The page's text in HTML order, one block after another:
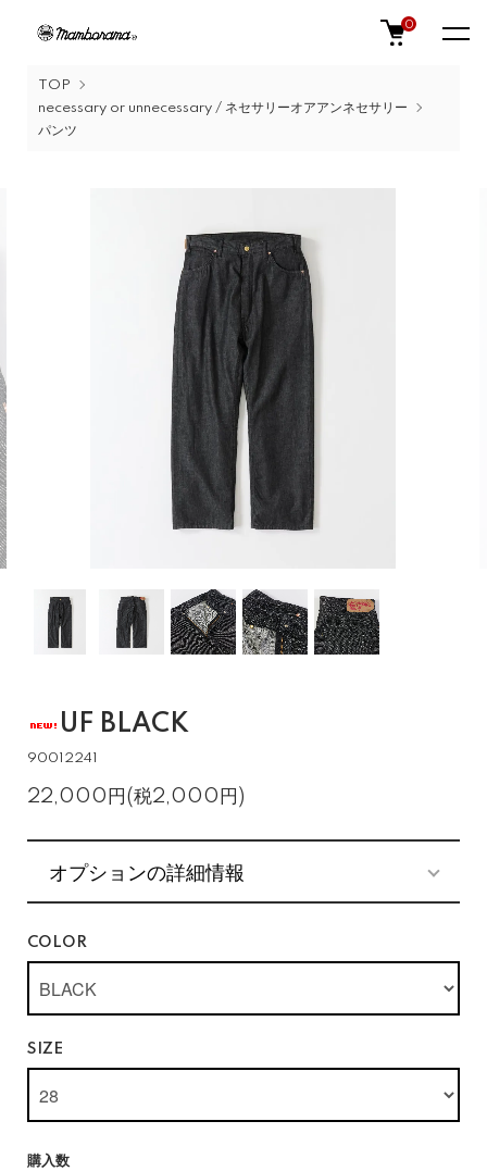
0
TOP
necessary or unnecessary / ネセサリーオアアンネセサリー
パンツ
UF BLACK
90012241
22,000円(税2,000円)
オプションの詳細情報
COLOR
SIZE
購入数